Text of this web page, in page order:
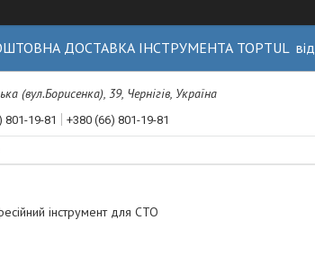
ДОСТАВКА ІНСТРУМЕНТА TOPTUL від
(вул.Борисенка), 39, Чернігів, Україна
801-19-81 +380 (66) 801-19-81
інструмент для СТО